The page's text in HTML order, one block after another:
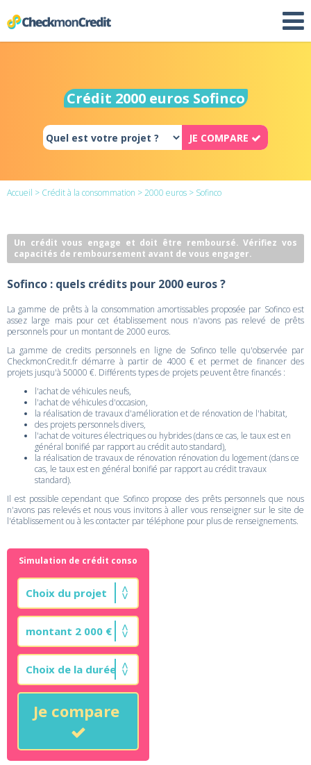
Crédit 2000 euros Sofinco
JE COMPARE
Accueil > Crédit à la consommation >2000 euros > Sofinco
Un crédit vous engage et doit être remboursé. Vérifiez vos
capacités de remboursement avant de vous engager.
Sofinco : quels crédits pour 2000 euros ?
La gamme de prêts à la consommation amortissables proposée par Sofinco est
assez large mais pour cet établissement nous n'avons pas relevé de prêts
personnels pour un montant de 2000 euros.
La gamme de credits personnels en ligne de Sofinco telle qu'observée par
CheckmonCredit.fr démarre à partir de 4000 € et permet de financer des
projets jusqu'à 50000 €. Différents types de projets peuvent être financés :
l'achat de véhicules neufs,
l'achat de véhicules d'occasion,
la réalisation de travaux d'amélioration et de rénovation de l'habitat,
des projets personnels divers,
l'achat de voitures électriques ou hybrides (dans ce cas, le taux est en
général bonifié par rapport au crédit auto standard),
la réalisation de travaux de rénovation rénovation du logement (dans ce
cas, le taux est en général bonifié par rapport au crédit travaux
standard).
Il est possible cependant que Sofinco propose des prêts personnels que nous
n'avons pas relevés et nous vous invitons à aller vous renseigner sur le site de
l'établissement ou à les contacter par téléphone pour plus de renseignements.
Simulation de crédit conso
Je compare